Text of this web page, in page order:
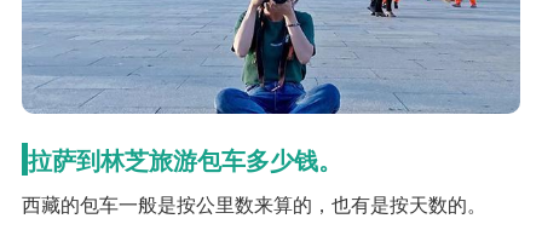
拉萨到林芝旅游包车多少钱。
西藏的包车一般是按公里数来算的，也有是按天数的。